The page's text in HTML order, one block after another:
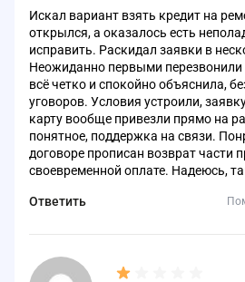
Искал вариант взять кредит на
открылся, а оказалось есть
исправить. Раскидал заявки в
Неожиданно первыми
всё четко и спокойно объяснила,
уговоров. Условия устроили,
карту вообще привезли прямо на
понятное, поддержка на связи.
договоре прописан возврат части
своевременной оплате. Надеюсь,
Ответить